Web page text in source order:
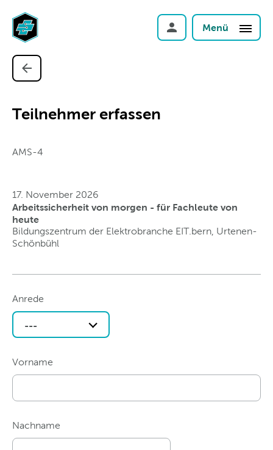
Menü
Teilnehmer erfassen
AMS-4
17. November 2026
Arbeitssicherheit von morgen - für Fachleute von
heute
Bildungszentrum der Elektrobranche EIT.bern, Urtenen-
Schönbühl
Anrede
---
Vorname
Nachname